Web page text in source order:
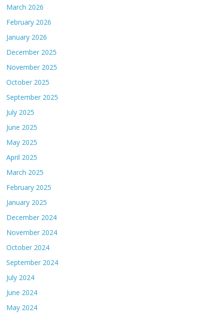
March 2026
February 2026
January 2026
December 2025
November 2025
October 2025
September 2025
July 2025
June 2025
May 2025
April 2025
March 2025
February 2025
January 2025
December 2024
November 2024
October 2024
September 2024
July 2024
June 2024
May 2024